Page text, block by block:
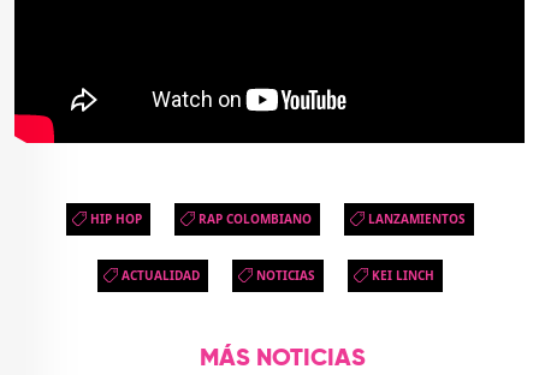
HIP HOP RAP COLOMBIANO LANZAMIENTOS
ACTUALIDAD NOTICIAS KEI LINCH
MÁS NOTICIAS